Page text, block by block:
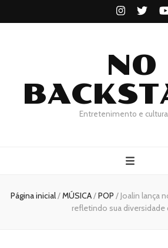
NO
Entretenimento e
Página inicial/MÚSICA/POP /Joalin lança
refletindo sua diversidade